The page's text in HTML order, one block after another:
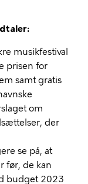
musikfestival
prisen for
samt gratis
om
der
se på, at
før, de kan
budget 2023